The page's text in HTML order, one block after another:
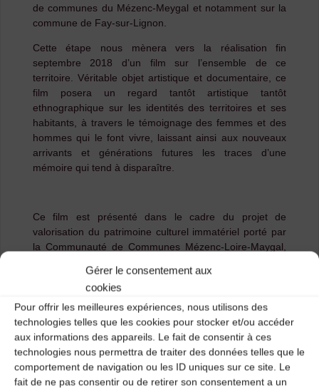
Gérer le consentement aux
cookies
Pour offrir les meilleures expériences, nous utilisons des
technologies telles que les cookies pour stocker et/ou accéder
aux informations des appareils. Le fait de consentir à ces
technologies nous permettra de traiter des données telles que le
comportement de navigation ou les ID uniques sur ce site. Le
fait de ne pas consentir ou de retirer son consentement a un
de communes du Mézenc-Meygal et notamment sur la
commune de Fay-sur-Lignon.
Cette étape nous mènera vers la réalisation fin
septembre 2018 d’un film sur l’ensemble de ce
territoire. Véritable objet artistique et documentaire, ce
film posera un regard tantôt artistique tantôt
ethnographique sur les identités des territoires et ses
habitants, à travers le témoignage des femmes et des
hommes qui le font vivre, laissant ainsi aux nouveaux
arrivants et générations futures les traces d’une
mémoire qui tend à disparaître.
Ce film est présenté dans le cadre du projet de
valorisation du patrimoine culturel immatériel porté par
la Communauté de Communes Mézenc-Loire-Maygal,
Loire et le Centre Départemental des Musiques et
Danses Traditionnelles de Haute-Loire.